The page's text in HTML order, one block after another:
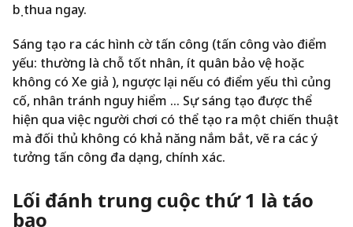
bị thua ngay.
Sáng tạo ra các hình cờ tấn công (tấn công vào điểm
yếu: thường là chỗ tốt nhân, ít quân bảo vệ hoặc
không có Xe giả ), ngược lại nếu có điểm yếu thì củng
cố, nhân tránh nguy hiểm … Sự sáng tạo được thể
hiện qua việc người chơi có thể tạo ra một chiến thuật
mà đối thủ không có khả năng nắm bắt, vẽ ra các ý
tưởng tấn công đa dạng, chính xác.
Lối đánh trung cuộc thứ 1 là táo
bạo